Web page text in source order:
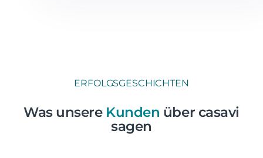
ERFOLGSGESCHICHTEN
Was unsere Kunden über casavi
sagen